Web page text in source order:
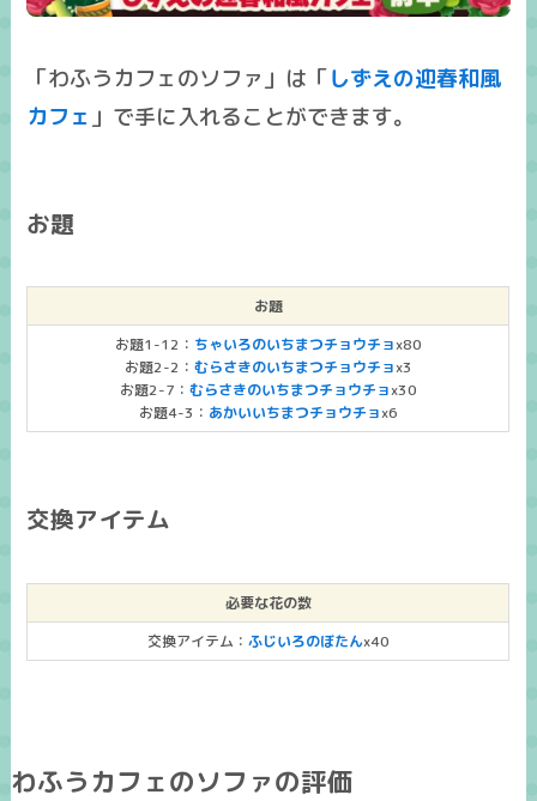
「わふうカフェのソファ」は「しずえの迎春和風
カフェ 」で手に入れることができます。
お題
お題
お題1-12： ちゃいろのいちまつチョウチョx80
お題2-2： むらさきのいちまつチョウチョx3
お題2-7： むらさきのいちまつチョウチョx30
お題4-3： あかいいちまつチョウチョx6
交換アイテム
必要な花の数
交換アイテム： ふじいろのぼたんx40
わふうカフェのソファの評価